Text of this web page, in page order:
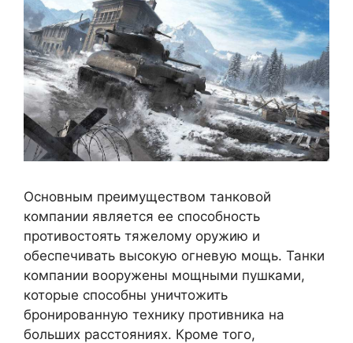
Основным преимуществом танковой
компании является ее способность
противостоять тяжелому оружию и
обеспечивать высокую огневую мощь. Танки
компании вооружены мощными пушками,
которые способны уничтожить
бронированную технику противника на
больших расстояниях. Кроме того,